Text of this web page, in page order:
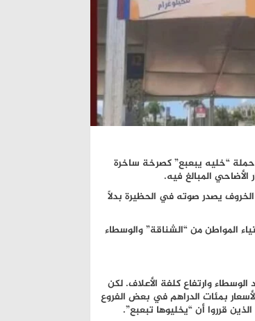
انطلقت حملة “خليه يبعبع” كصرخة ساخرة
المبالغ فيه.
يصدر صوته في الحظيرة بدلاً
المواطن من “الشناقة” والوسطاء
وارتفاع كلفة الأعلاف. لكن
بمئات الدراهم في بعض الفروع
قرروا أن “يخليوها تبعبع”.